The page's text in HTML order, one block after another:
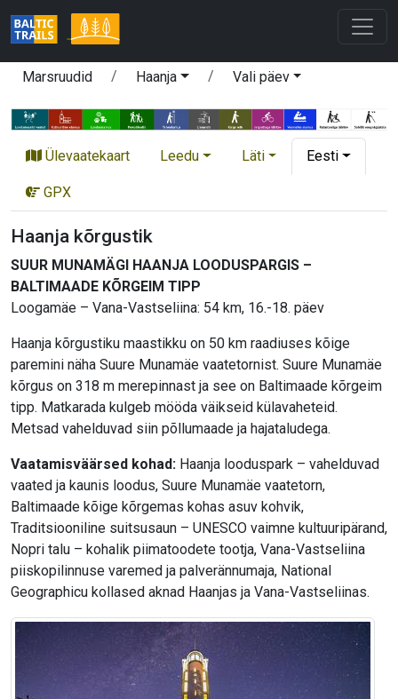
Marsruudid Haanja Vali päev
Ülevaatekaart Leedu Läti Eesti
GPX
Haanja kõrgustik
SUUR MUNAMÄGI HAANJA LOODUSPARGIS –
BALTIMAADE KÕRGEIM TIPP
Loogamäe – Vana-Vastseliina: 54 km, 16.-18. päev
Haanja kõrgustiku maastikku on 50 km raadiuses kõige
paremini näha Suure Munamäe vaatetornist. Suure Munamäe
kõrgus on 318 m merepinnast ja see on Baltimaade kõrgeim
tipp. Matkarada kulgeb mööda väikseid külavaheteid.
Metsad vahelduvad siin põllumaade ja hajataludega.
Vaatamisväärsed kohad: Haanja looduspark – vahelduvad
vaated ja kaunis loodus, Suure Munamäe vaatetorn,
Baltimaade kõige kõrgemas kohas asuv kohvik,
Traditsiooniline suitsusaun – UNESCO vaimne kultuuripärand,
Nopri talu – kohalik piimatoodete tootja, Vana-Vastseliina
piiskopilinnuse varemed ja palverännumaja, National
Geographicu kollased aknad Haanjas ja Vana-Vastseliinas.